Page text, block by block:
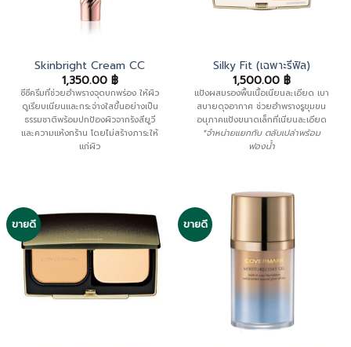
Skinbright Cream CC
1,350.00 ฿
ซีซีครีมที่ช่วยอำพรางจุดบกพร่อง ให้ผิว
ดูเรียบเนียนและกระจ่างใสขึ้นอย่างเป็น
ธรรมชาติพร้อมปกป้องผิวจากรังสียูวี
และความแห้งกร้าน โดยไม่สร้างภาระให้
แก่ผิว
Silky Fit (เฉพาะรีฟิล)
1,500.00 ฿
แป้งผสมรองพื้นเนื้อเนียนละเอียด เบา
สบายดุจอากาศ ช่วยอำพรางรูขุมขน
อนุภาคแป้งขนาดเล็กที่เนียนละเอียด
*จำหน่ายแยกกับ ตลับเปล่าพร้อม
ฟองน้ำ
ขายดี ขายดี